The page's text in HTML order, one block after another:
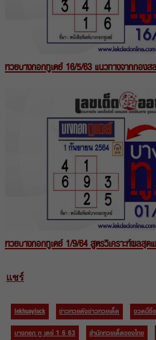
หวยบางกอกทูเดย์ 16/5/63 แนวทางจากกอง
หวยบางกอกทูเดย์ 1/9/64 สูตรวิเคราะห์ผลสุด
แชร์
lekhuaylock ข่าวหวยดังข่าวหวยเด็ด งวดนี้ซื้
บางกอก ทู เดย์ 1 6 63
สำนักหวยเด็ดของไทย